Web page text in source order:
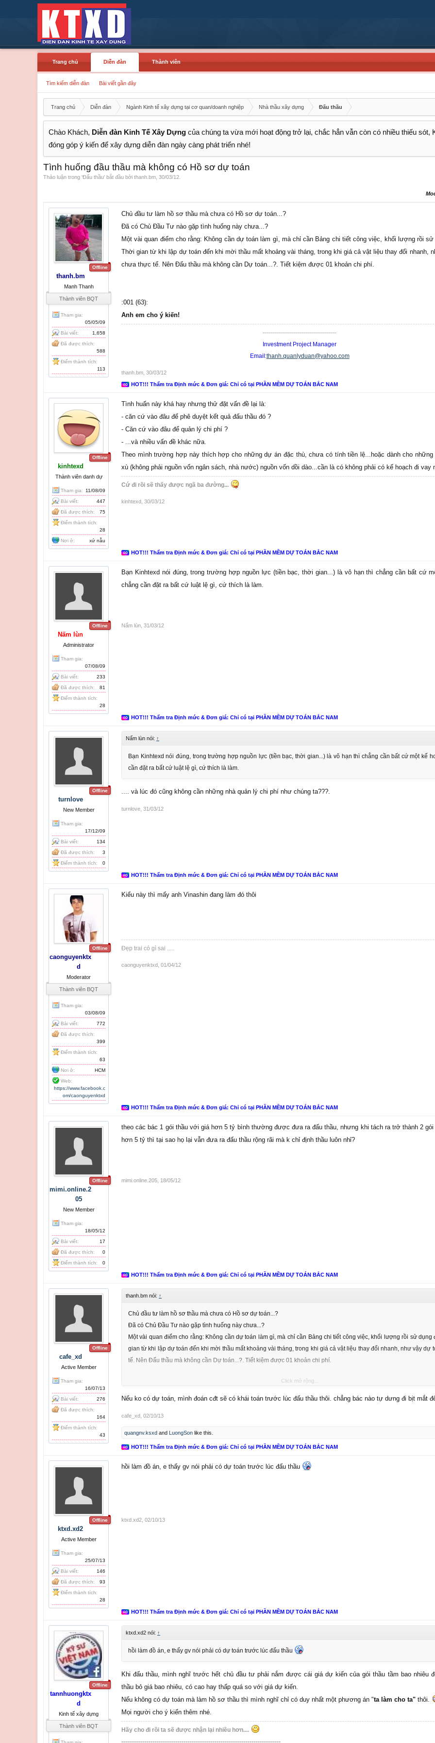
Trang chủ Diễn đàn
Tìm kiếm diễn đàn Bài viết gần đây
Thành viên
Trang chủ Diễn đàn Ngành Kinh tế xây dựng tại cơ quan/doanh nghiệp Nhà thầu xây dựng Đấu thầu
Chào Khách, Diễn đàn Kinh Tế Xây Dựng của chúng ta vừa mới hoạt động trở lại, chắc hẳn vẫn còn có nhiều thiếu sót,
đóng góp ý kiến để xây dựng diễn đàn ngày càng phát triển nhé!
Tình huống đầu thầu mà không có Hồ sơ dự toán
Thảo luận trong 'Đấu thầu' bắt đầu bởi thanh.bm 30/03/12
Offline
thanh.bm
Manh Thanh
Thành viên BQT
Tham gia:
05/05/09
Bài viết:
1,658
Đã được thích:
588
Điểm thành tích:
113
Chủ đầu tư làm hồ sơ thầu mà chưa có Hồ sơ dự toán...?
Đã có Chủ Đầu Tư nào gặp tình huống này chưa...?
Một vài quan điểm cho rằng: Không cần dự toán làm gì, mà chỉ cần Bảng chi tiết công việc, khối lượng rồi sử
Thời gian từ khi lập dự toán đến khi mời thầu mất khoảng vài tháng, trong khi giá cả vật liệu thay đổi nhanh,
chưa thực tế. Nên Đấu thầu mà không cần Dự toán...?. Tiết kiệm được 01 khoản chi phí.
:001 (63):
Anh em cho ý kiến!
--------------------------------------
Investment Project Manager
Email:thanh.quanlyduan@yahoo.com
thanh.bm 30/03/12
HOT!!! Thẩm tra Định mức & Đơn giá: Chỉ có tại PHẦN MỀM DỰ TOÁN BẮC NAM
Offline
kinhtexd
Thành viên danh dự
Tham gia:
11/08/09
Bài viết:
447
Đã được thích:
75
Điểm thành tích:
28
Nơi ở:
xứ nẫu
Tình huấn này khá hay nhưng thử đặt vấn đề lại là:
- căn cứ vào đâu để phê duyệt kết quả đấu thầu đó ?
- Căn cứ vào đâu để quản lý chi phí ?
- ...và nhiều vấn đề khác nữa.
Theo mình trường hợp này thích hợp cho những dự án đặc thù, chưa có tính tiền lệ...hoặc dành cho
xù (không phải nguồn vốn ngân sách, nhà nước) nguồn vốn dồi dào...cần là có không phải có kế hoạch đi
Cứ đi rồi sẽ thấy được ngã ba đường...
kinhtexd 30/03/12
HOT!!! Thẩm tra Định mức & Đơn giá: Chỉ có tại PHẦN MỀM DỰ TOÁN BẮC NAM
Offline
Nấm lùn
Administrator
Tham gia:
07/08/09
Bài viết:
233
Đã được thích:
81
Điểm thành tích:
28
Bạn Kinhtexd nói đúng, trong trường hợp nguồn lực (tiền bạc, thời gian...) là vô hạn thì chẳng cần bất cứ
chẳng cần đặt ra bất cứ luật lệ gì, cứ thích là làm.
Nấm lùn 31/03/12
HOT!!! Thẩm tra Định mức & Đơn giá: Chỉ có tại PHẦN MỀM DỰ TOÁN BẮC NAM
Offline
turnlove
New Member
Tham gia:
17/12/09
Bài viết:
134
Đã được thích:
3
Điểm thành tích:
0
Nấm lùn nói: ↑
Bạn Kinhtexd nói đúng, trong trường hợp nguồn lực (tiền bạc, thời gian...) là vô hạn thì chẳng cần bất cứ một kế
cần đặt ra bất cứ luật lệ gì, cứ thích là làm.
.... và lúc đó cũng không cần những nhà quản lý chi phí như chúng ta???.
turnlove 31/03/12
HOT!!! Thẩm tra Định mức & Đơn giá: Chỉ có tại PHẦN MỀM DỰ TOÁN BẮC NAM
Offline
caonguyenktx
d
Moderator
Thành viên BQT
Tham gia:
03/08/09
Bài viết:
772
Đã được thích:
399
Điểm thành tích:
63
Nơi ở:
HCM
Web:
https://www.facebook.c
om/caonguyenktxd
Kiểu này thì mấy anh Vinashin đang làm đó thôi
Đẹp trai có gì sai .....
caonguyenktxd 01/04/12
HOT!!! Thẩm tra Định mức & Đơn giá: Chỉ có tại PHẦN MỀM DỰ TOÁN BẮC NAM
Offline
mimi.online.2
05
New Member
Tham gia:
18/05/12
Bài viết:
17
Đã được thích:
0
Điểm thành tích:
0
theo các bác 1 gói thầu với giá hơn 5 tỷ bình thường được đưa ra đấu thầu, nhưng khi tách ra trở thành 2 gói
hơn 5 tỷ thì tại sao họ lại vẫn đưa ra đấu thầu rộng rãi mà k chỉ định thầu luôn nhỉ?
mimi.online.205 18/05/12
HOT!!! Thẩm tra Định mức & Đơn giá: Chỉ có tại PHẦN MỀM DỰ TOÁN BẮC NAM
Offline
cafe_xd
Active Member
Tham gia:
16/07/13
Bài viết:
276
Đã được thích:
164
Điểm thành tích:
43
thanh.bm nói: ↑
Chủ đầu tư làm hồ sơ thầu mà chưa có Hồ sơ dự toán...?
Đã có Chủ Đầu Tư nào gặp tình huống này chưa...?
Một vài quan điểm cho rằng: Không cần dự toán làm gì, mà chỉ cần Bảng chi tiết công việc, khối lượng rồi sử dụng
gian từ khi lập dự toán đến khi mời thầu mất khoảng vài tháng, trong khi giá cả vật liệu thay đổi nhanh, như vậy dự
tế. Nên Đấu thầu mà không cần Dự toán...?. Tiết kiệm được 01 khoản chi phí.
:001 (63):
Click mở rộng...
Nếu ko có dự toán, mình đoán cđt sẽ có khái toán trước lúc đấu thầu thôi. chẳng bác nào tự dưng đi bịt mắt
cafe_xd 02/10/13
quangnv.ksxd and LuongSon like this.
HOT!!! Thẩm tra Định mức & Đơn giá: Chỉ có tại PHẦN MỀM DỰ TOÁN BẮC NAM
Offline
ktxd.xd2
Active Member
Tham gia:
25/07/13
Bài viết:
146
Đã được thích:
93
Điểm thành tích:
28
hồi làm đồ án, e thấy gv nói phải có dự toán trước lúc đấu thầu
ktxd.xd2 02/10/13
HOT!!! Thẩm tra Định mức & Đơn giá: Chỉ có tại PHẦN MỀM DỰ TOÁN BẮC NAM
Offline
tannhuongktx
d
Kinh tế xây dựng
Thành viên BQT
ktxd.xd2 nói: ↑
hồi làm đồ án, e thấy gv nói phải có dự toán trước lúc đấu thầu
Khi đấu thầu, mình nghĩ trước hết chủ đầu tư phải nắm được cái giá dự kiến của gói thầu tầm bao nhiêu
thầu bỏ giá bao nhiêu, có cao hay thấp quá so với giá dự kiến.
Nếu không có dự toán mà làm hồ sơ thầu thì mình nghĩ chỉ có duy nhất một phương án "ta làm cho ta" thôi.
Mọi người cho ý kiến thêm nhé.
Hãy cho đi rồi ta sẽ được nhận lại nhiều hơn....
----------------------------------------------------------------------------------